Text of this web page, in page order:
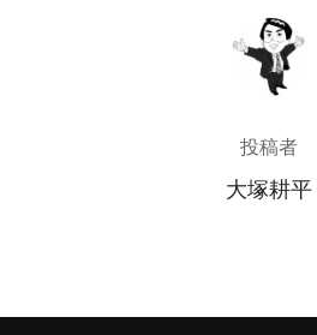
投稿者
投稿者
大塚耕平